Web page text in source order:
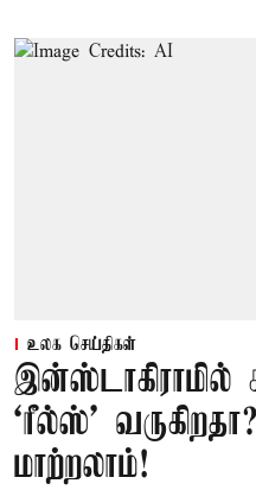
உலக செய்திகள்
இன்ஸ்டாகிராமில்
‘ரீல்ஸ்’
மாற்றலாம்!